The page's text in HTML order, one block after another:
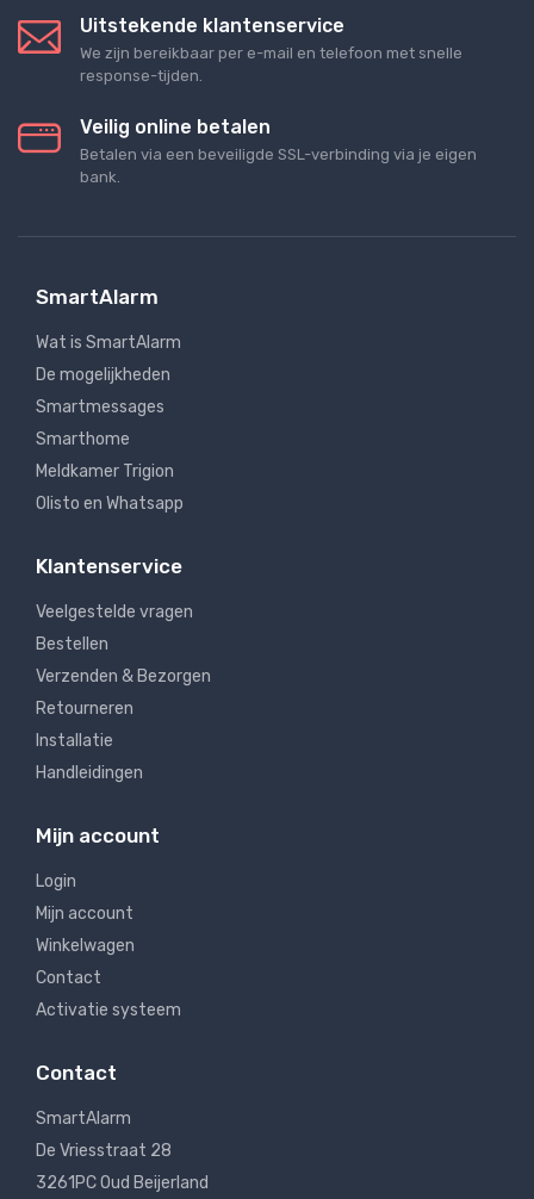
Uitstekende klantenservice
We zijn bereikbaar per e-mail en telefoon met snelle
response-tijden.
Veilig online betalen
Betalen via een beveiligde SSL-verbinding via je eigen
bank.
SmartAlarm
Wat is SmartAlarm
De mogelijkheden
Smartmessages
Smarthome
Meldkamer Trigion
Olisto en Whatsapp
Klantenservice
Veelgestelde vragen
Bestellen
Verzenden & Bezorgen
Retourneren
Installatie
Handleidingen
Mijn account
Login
Mijn account
Winkelwagen
Contact
Activatie systeem
Contact
SmartAlarm
De Vriesstraat 28
3261PC Oud Beijerland